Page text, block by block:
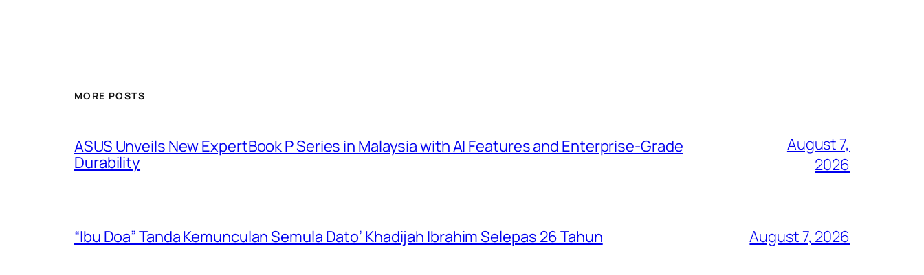
MORE POSTS
ASUS Unveils New ExpertBook P Series in Malaysia with AI Features and Enterprise-Grade
Durability
August 7,
2026
“Ibu Doa” Tanda Kemunculan Semula Dato’ Khadijah Ibrahim Selepas 26 Tahun August 7, 2026